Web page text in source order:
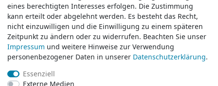
Wünschen Sie einen Rückruf?
service@klamato.de
Schreiben Sie uns:
service@klamato.de
eines berechtigten Interesses erfolgen. Die Zustimmung
kann erteilt oder abgelehnt werden. Es besteht das Recht,
nicht einzuwilligen und die Einwilligung zu einem späteren
Zeitpunkt zu ändern oder zu widerrufen. Beachten Sie unser
Impressum und weitere Hinweise zur Verwendung
personenbezogener Daten in unserer Daten­schutz­erklärung.
Essenziell
Externe Medien
eines berechtigten Interesses erfolgen. Die Zustimmung
kann erteilt oder abgelehnt werden. Es besteht das Recht,
nicht einzuwilligen und die Einwilligung zu einem späteren
Zeitpunkt zu ändern oder zu widerrufen. Beachten Sie unser
Impressum und weitere Hinweise zur Verwendung
personenbezogener Daten in unserer Daten­schutz­erklärung.
Essenziell
Externe Medien